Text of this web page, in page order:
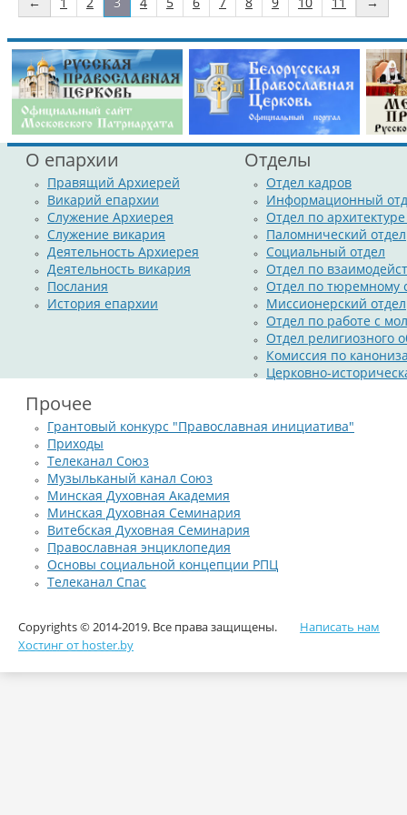
Божественную литургию 22 ноября 2020г. совершил
Высокопреосвященнейшему сослужили: секретарь
Алампиев, настоятель прихода игумен Мефодий (Казаков) и
За богослужением были вознесены сугубые молитвенные
народу и прекращении распространения вредоносного поветрия.
По окончании богослужения владыка Стефан поздравил
праздником, причастников с принятием Святых Христовых Таин и
архипастырского назидания.
О епархии
Правящий Архиерей
Викарий епархии
Служение Архиерея
Служение викария
Деятельность Архиерея
Деятельность викария
Послания
История епархии
Отделы
Отдел кадров
Информационный
Отдел по
Паломнический отдел
Социальный отдел
Отдел по
Отдел по тюремному
Миссионерский отдел
Отдел по работе с
Отдел религиозного
Комиссия по
Церковно-
Прочее
Грантовый конкурс "Православная инициатива"
Приходы
Телеканал Союз
Музыльканый канал Союз
Минская Духовная Академия
Минская Духовная Семинария
Витебская Духовная Семинария
Православная энциклопедия
Основы социальной концепции РПЦ
Телеканал Спас
Copyrights © 2014-2019. Все права защищены.
Хостинг от hoster.by
Написать нам